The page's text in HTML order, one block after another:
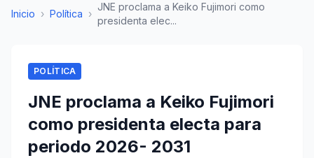
Inicio › Política ›
JNE proclama a Keiko Fujimori como
presidenta elec...
POLÍTICA
JNE proclama a Keiko Fujimori
como presidenta electa para
periodo 2026- 2031